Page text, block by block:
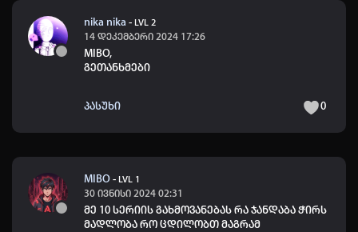
nika nika - LVL 2
14 დეკემბერი 2024 17:26
MIBO,
გეთანხმები
პასუხი 0
MIBO - LVL 1
30 ივნისი 2024 02:31
მე 10 სერიის გახმოვანებას რა ჯანდაბა ჭირს
მადლობა რო ცდილობთ მაგრამ